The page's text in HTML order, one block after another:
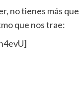
no tienes más
que nos trae: